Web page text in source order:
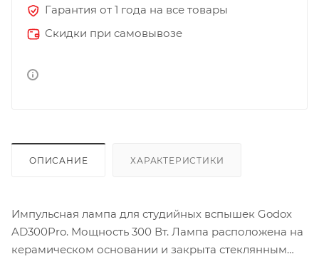
Гарантия от 1 года на все товары
Скидки при самовывозе
ОПИСАНИЕ ХАРАКТЕРИСТИКИ
Импульсная лампа для студийных вспышек Godox
AD300Pro. Мощность 300 Вт. Лампа расположена на
керамическом основании и закрыта стеклянным